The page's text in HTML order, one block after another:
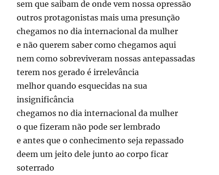
sem que saibam de onde vem nossa opressão
outros protagonistas mais uma presunção
chegamos no dia internacional da mulher
e não querem saber como chegamos aqui
nem como sobreviveram nossas antepassadas
terem nos gerado é irrelevância
melhor quando esquecidas na sua
insignificância
chegamos no dia internacional da mulher
o que fizeram não pode ser lembrado
e antes que o conhecimento seja repassado
deem um jeito dele junto ao corpo ficar
soterrado